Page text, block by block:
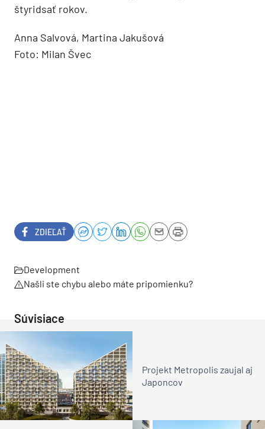
štyridsať rokov.
Anna Salvová, Martina Jakušová
Foto: Milan Švec
ZDIEĽAŤ
Development
Našli ste chybu alebo máte pripomienku?
Súvisiace
Projekt Metropolis zaujal aj
Japoncov